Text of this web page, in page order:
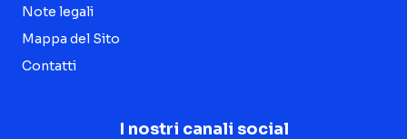
Note legali
Mappa del Sito
Contatti
I nostri canali social